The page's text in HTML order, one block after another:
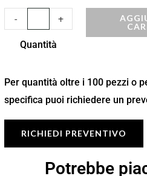
- +
Quantità
Per quantità oltre i 100 pezzi o
specifica puoi richiedere un
RICHIEDI PREVENTIVO
Potrebbe